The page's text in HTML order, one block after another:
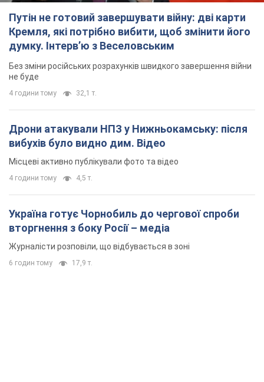
Путін не готовий завершувати війну: дві карти
Кремля, які потрібно вибити, щоб змінити його
думку. Інтерв’ю з Веселовським
Без зміни російських розрахунків швидкого завершення війни
не буде
4 години тому 32,1 т.
Дрони атакували НПЗ у Нижньокамську: після
вибухів було видно дим. Відео
Місцеві активно публікували фото та відео
4 години тому 4,5 т.
Україна готує Чорнобиль до чергової спроби
вторгнення з боку Росії – медіа
Журналісти розповіли, що відбувається в зоні
6 годин тому 17,9 т.